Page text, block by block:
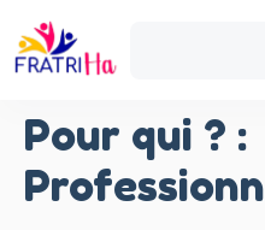
Pour qui ? :